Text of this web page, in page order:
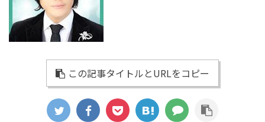
この記事タイトルとURLをコピー